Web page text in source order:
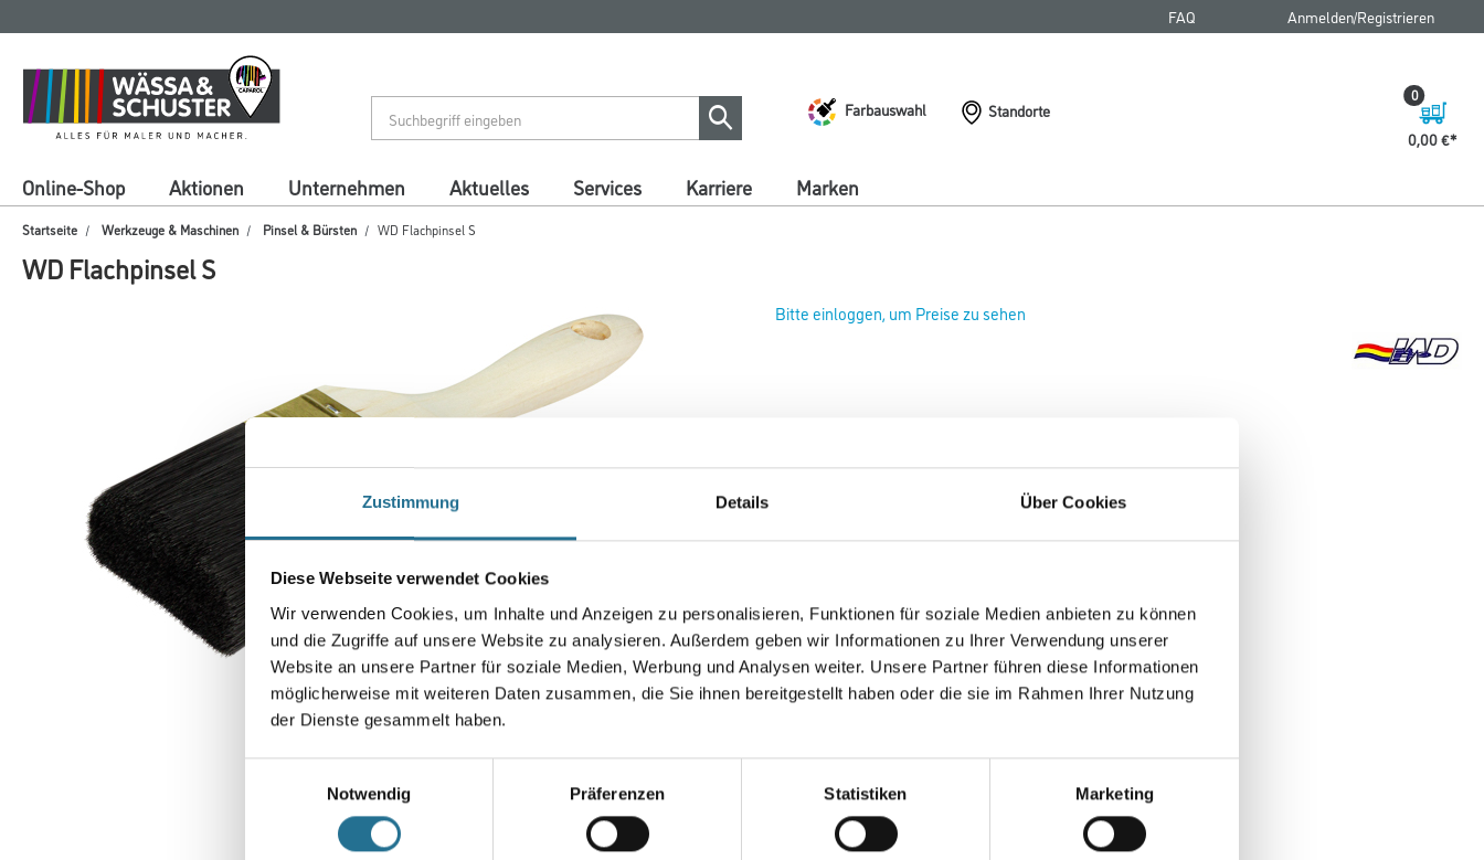
Zustimmung Details Über Cookies
Diese Webseite verwendet Cookies
Wir verwenden Cookies, um Inhalte und Anzeigen zu personalisieren, Funktionen für soziale Medien anbieten zu können
und die Zugriffe auf unsere Website zu analysieren. Außerdem geben wir Informationen zu Ihrer Verwendung unserer
Website an unsere Partner für soziale Medien, Werbung und Analysen weiter. Unsere Partner führen diese Informationen
möglicherweise mit weiteren Daten zusammen, die Sie ihnen bereitgestellt haben oder die sie im Rahmen Ihrer Nutzung
der Dienste gesammelt haben.
Notwendig
Präferenzen Statistiken Marketing
springen
springen
FAQ Anmelden/Registrieren
Farbauswahl
Standorte
0,00 €
0
Online-Shop Aktionen Unternehmen Aktuelles Services Karriere Marken
Startseite Werkzeuge & Maschinen Pinsel & Bürsten WD Flachpinsel S
WD Flachpinsel S
Bitte einloggen, um Preise zu sehen
Art-Nr.:4086-020022
Umrechnungsfaktoren